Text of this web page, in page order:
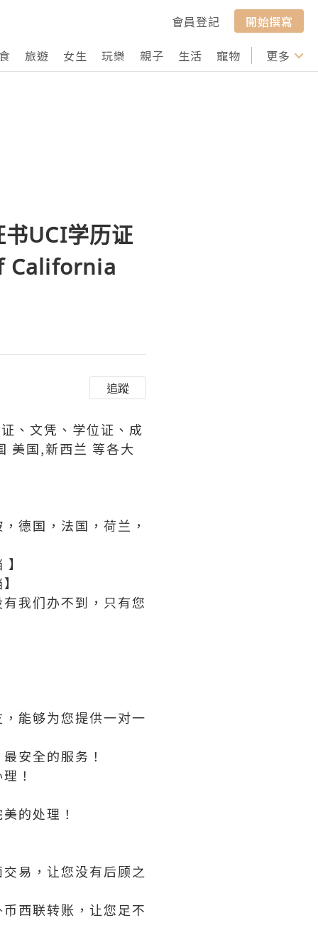
會員登記
開始撰寫
旅遊 女生 玩樂 親子 生活 寵物 行山 打卡
更多
UCI学历证
California
追蹤
、文凭、学位证、成
美国,新西兰 等各大
德国，法国，荷兰，
我们办不到，只有您
能够为您提供一对一
安全的服务！
！
的处理！
易，让您没有后顾之
西联转账，让您足不